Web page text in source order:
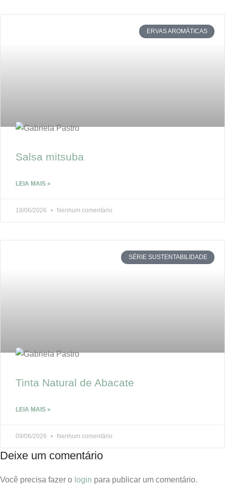
ERVAS AROMÁTICAS
Salsa mitsuba
LEIA MAIS »
18/06/2026 Nenhum comentário
SÉRIE SUSTENTABILIDADE
Tinta Natural de Abacate
LEIA MAIS »
09/06/2026 Nenhum comentário
Deixe um comentário
Você precisa fazer o login para publicar um comentário.